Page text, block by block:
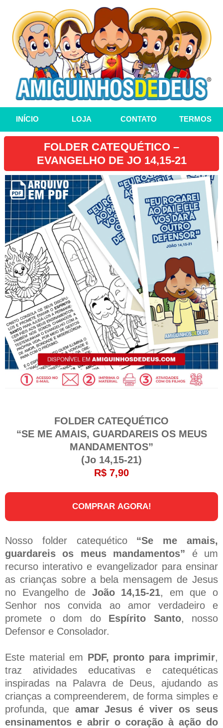
INÍCIO LOJA CONTATO TERMOS
FOLDER CATEQUÉTICO –
EVANGELHO DE JO 14,15-21
FOLDER CATEQUÉTICO
“SE ME AMAIS, GUARDAREIS OS MEUS
MANDAMENTOS”
(Jo 14,15-21)
R$ 7,90
COMPRAR AGORA!
Nosso folder catequético “Se me amais,
guardareis os meus mandamentos” é um
recurso interativo e evangelizador para ensinar
as crianças sobre a bela mensagem de Jesus
no Evangelho de João 14,15-21, em que o
Senhor nos convida ao amor verdadeiro e
promete o dom do Espírito Santo, nosso
Defensor e Consolador.
Este material em PDF, pronto para imprimir,
traz atividades educativas e catequéticas
inspiradas na Palavra de Deus, ajudando as
crianças a compreenderem, de forma simples e
profunda, que amar Jesus é viver os seus
ensinamentos e abrir o coração à ação do